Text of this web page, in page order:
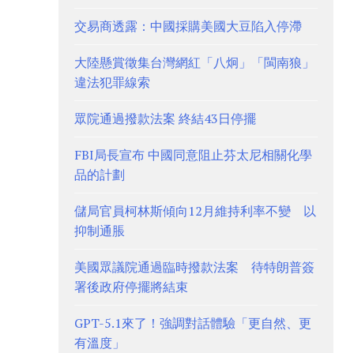
交易商透露：中國採購美國大豆陷入停滯
大陸懸賞徵集台灣網紅「八炯」「閩南狼」
違法犯罪線索
眾院通過撥款法案 終結43日停擺
FBI局長宣布 中國同意阻止芬太尼相關化學
品的計劃
儲局官員柯林斯傾向12月維持利率不變 以
抑制通脹
美國眾議院通過臨時撥款法案 待特朗普簽
署後政府停擺將結束
GPT-5.1來了！強調對話體驗「更自然、更
有溫度」